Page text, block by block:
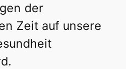
der
Zeit auf unsere